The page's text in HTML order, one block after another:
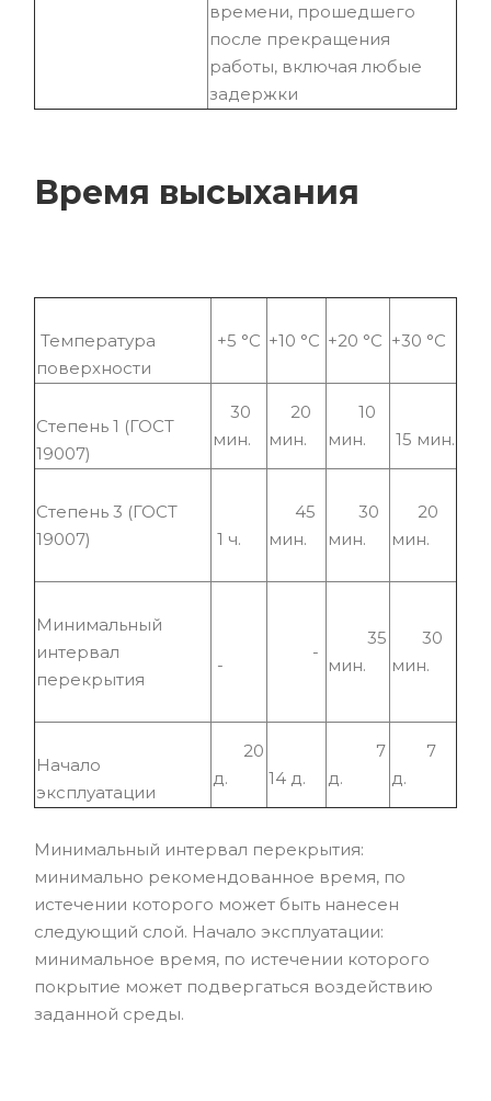
времени, прошедшего
после прекращения
работы, включая любые
задержки
Время высыхания
Температура
поверхности
+5 °С +10 °С +20 °С +30 °С
Степень 1 (ГОСТ
19007)
30
мин.
20
мин.
10
мин.
15 мин.
Степень 3 (ГОСТ
19007)
1 ч.
45
мин.
30
мин.
20
мин.
Минимальный
интервал
перекрытия
-
-
35
мин.
30
мин.
Начало
эксплуатации
20
д.
14 д.
7
д.
7
д.
Минимальный интервал перекрытия:
минимально рекомендованное время, по
истечении которого может быть нанесен
следующий слой. Начало эксплуатации:
минимальное время, по истечении которого
покрытие может подвергаться воздействию
заданной среды.